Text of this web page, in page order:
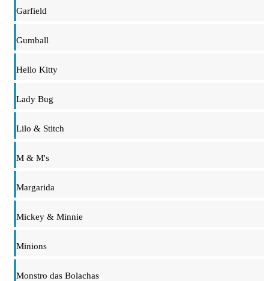
Garfield
Gumball
Hello Kitty
Lady Bug
Lilo & Stitch
M & M's
Margarida
Mickey & Minnie
Minions
Monstro das Bolachas